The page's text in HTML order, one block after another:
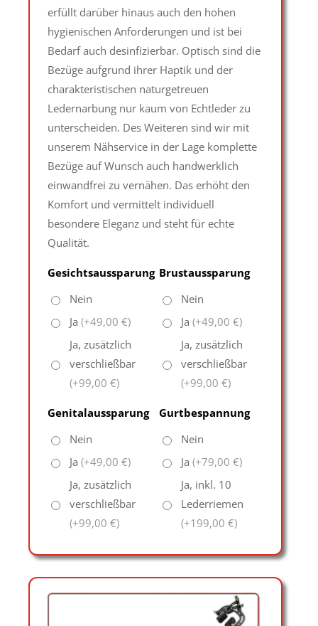
erfüllt darüber hinaus auch den hohen
hygienischen Anforderungen und ist bei
Bedarf auch desinfizierbar. Optisch sind die
Bezüge aufgrund ihrer Haptik und der
charakteristischen naturgetreuen
Ledernarbung nur kaum von Echtleder zu
unterscheiden. Des Weiteren sind wir mit
unserem Nähservice in der Lage komplette
Bezüge auf Wunsch auch handwerklich
einwandfrei zu vernähen. Das erhöht den
Komfort und vermittelt individuell
besondere Eleganz und steht für echte
Qualität.
Gesichtsaussparung
Nein
Ja (+49,00 €)
Ja, zusätzlich
verschließbar
(+99,00 €)
Brustaussparung
Nein
Ja (+49,00 €)
Ja, zusätzlich
verschließbar
(+99,00 €)
Genitalaussparung
Nein
Ja (+49,00 €)
Ja, zusätzlich
verschließbar
(+99,00 €)
Gurtbespannung
Nein
Ja (+79,00 €)
Ja, inkl. 10
Lederriemen
(+199,00 €)